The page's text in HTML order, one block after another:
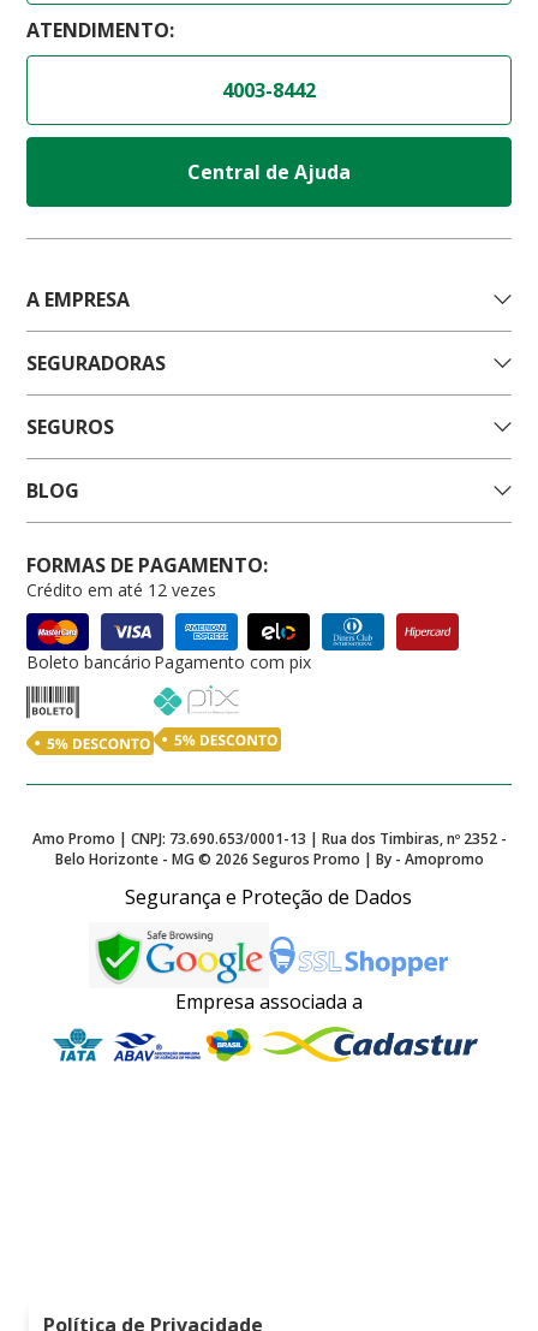
Política de Privacidade
ATENDIMENTO:
4003-8442
Central de Ajuda
A EMPRESA
SEGURADORAS
SEGUROS
BLOG
FORMAS DE PAGAMENTO:
Crédito em até 12 vezes
Boleto bancário Pagamento com pix
Amo Promo | CNPJ: 73.690.653/0001-13 | Rua dos Timbiras, nº 2352 -
Belo Horizonte - MG © 2026 Seguros Promo | By - Amopromo
Segurança e Proteção de Dados
Empresa associada a